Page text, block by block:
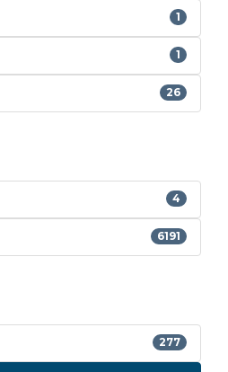
1
1
26
4
6191
277